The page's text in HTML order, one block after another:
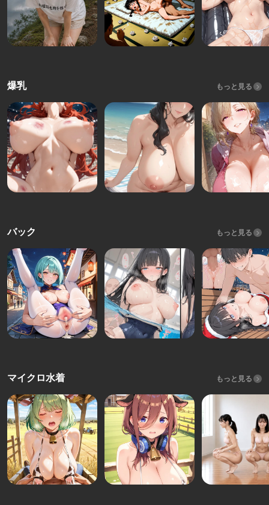
爆乳 もっと見る
バック もっと見る
マイクロ水着 もっと見る